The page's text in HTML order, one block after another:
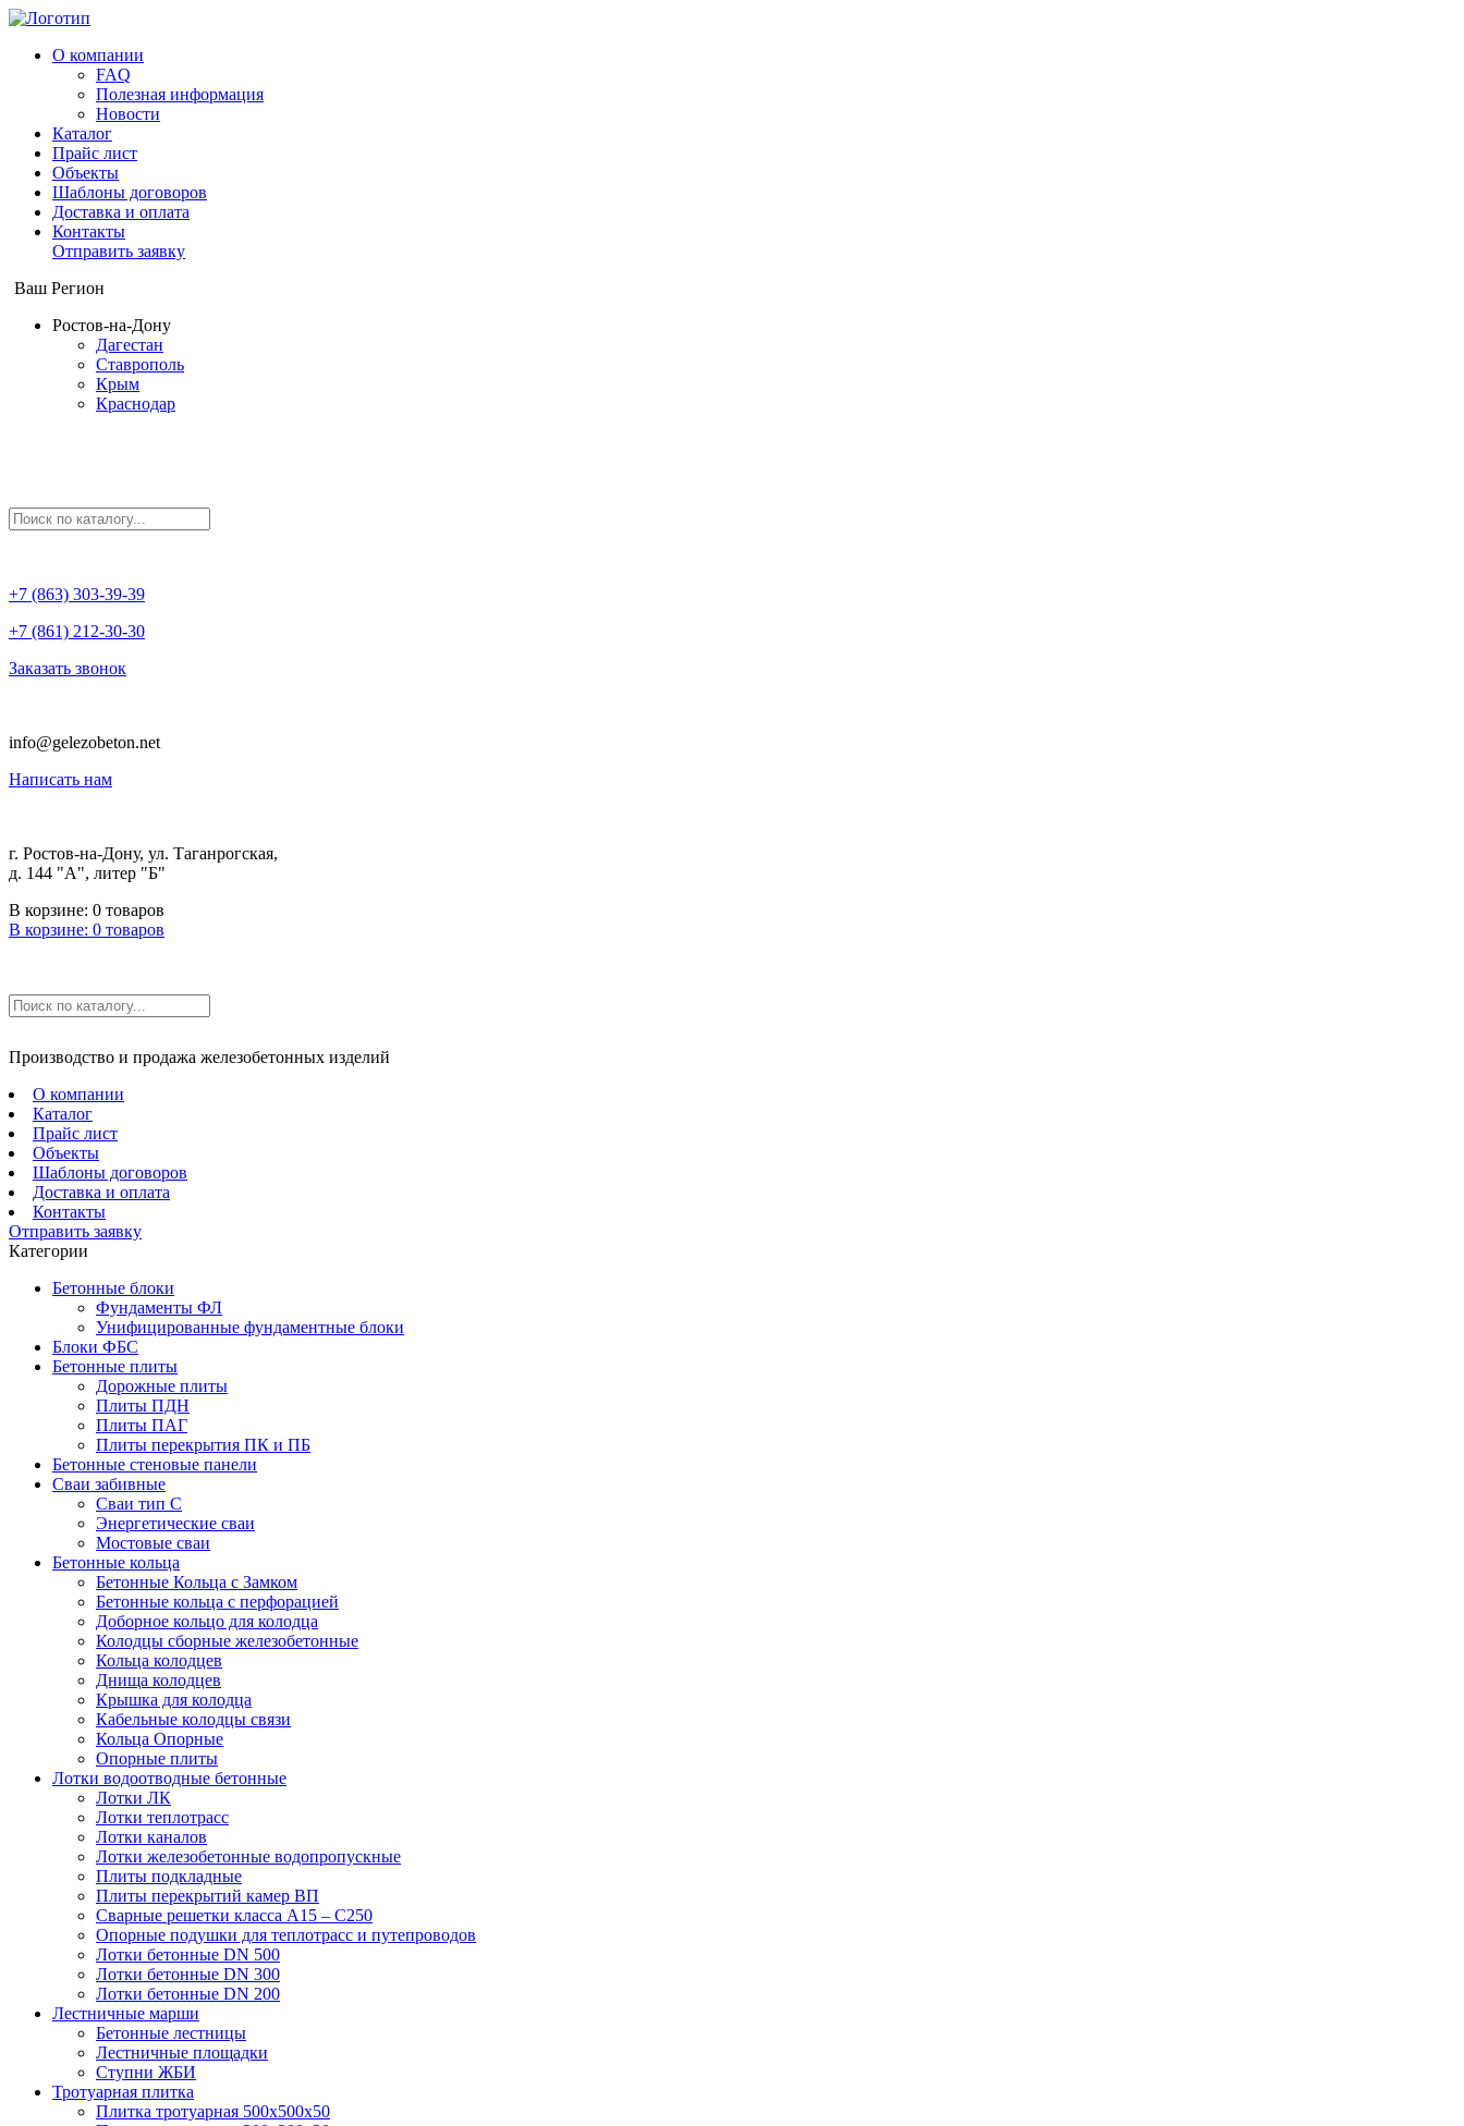
О компании
FAQ
Полезная информация
Новости
Каталог
Прайс лист
Объекты
Шаблоны договоров
Доставка и оплата
Контакты
Отправить заявку
Ваш Регион
Ростов-на-Дону
Дагестан
Ставрополь
Крым
Краснодар
+7 (863) 303-39-39
+7 (861) 212-30-30
Заказать звонок
info@gelezobeton.net
Написать нам
г. Ростов-на-Дону, ул. Таганрогская,
д. 144 "А", литер "Б"
В корзине: 0 товаров
В корзине: 0 товаров
Производство и продажа железобетонных изделий
О компании
Каталог
Прайс лист
Объекты
Шаблоны договоров
Доставка и оплата
Контакты
Отправить заявку
Категории
Бетонные блоки
Фундаменты ФЛ
Унифицированные фундаментные блоки
Блоки ФБС
Бетонные плиты
Дорожные плиты
Плиты ПДН
Плиты ПАГ
Плиты перекрытия ПК и ПБ
Бетонные стеновые панели
Сваи забивные
Сваи тип С
Энергетические сваи
Mостовые сваи
Бетонные кольца
Бетонные Кольца с Замком
Бетонные кольца с перфорацией
Доборное кольцо для колодца
Колодцы сборные железобетонные
Кольца колодцев
Днища колодцев
Крышка для колодца
Кабельные колодцы связи
Кольца Опорные
Опорные плиты
Лотки водоотводные бетонные
Лотки ЛК
Лотки теплотрасс
Лотки каналов
Лотки железобетонные водопропускные
Плиты подкладные
Плиты перекрытий камер ВП
Сварные решетки класса А15 – С250
Опорные подушки для теплотрасс и путепроводов
Лотки бетонные DN 500
Лотки бетонные DN 300
Лотки бетонные DN 200
Лестничные марши
Бетонные лестницы
Лестничные площадки
Ступни ЖБИ
Тротуарная плитка
Плитка тротуарная 500х500х50